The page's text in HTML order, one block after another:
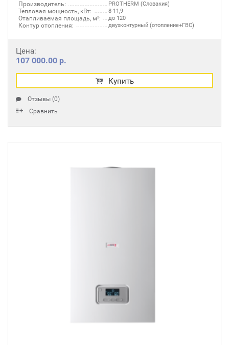
Производитель: PROTHERM (Словакия)
Тепловая мощность, кВт: 8-11,9
Отапливаемая площадь, м²: до 120
Контур отопления: двухконтурный (отопление+ГВС)
Цена:
107 000.00 р.
Купить
Отзывы (0)
Сравнить